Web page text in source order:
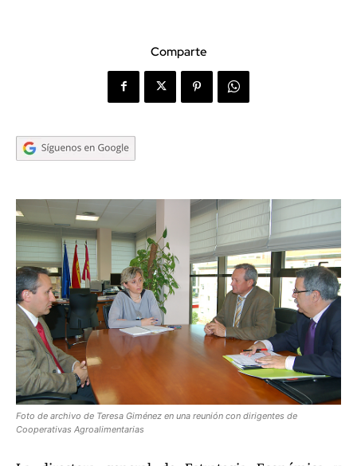
Comparte
Foto de archivo de Teresa Giménez en una reunión con dirigentes de
Cooperativas Agroalimentarias